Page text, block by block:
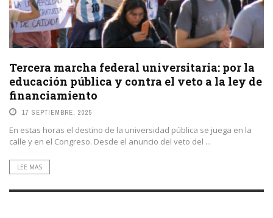
Tercera marcha federal universitaria: por la
educación pública y contra el veto a la ley de
financiamiento
17 SEPTIEMBRE, 2025
En estas horas el destino de la universidad pública se juega en la
calle y en el Congreso. Desde el anuncio del veto del ...
LEE MAS